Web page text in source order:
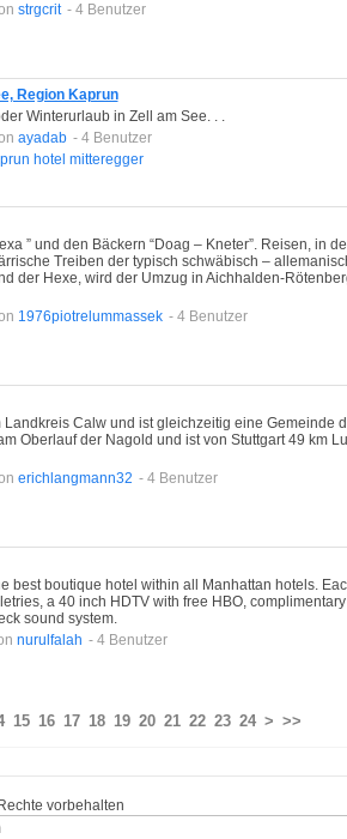
strgcrit - 4 Benutzer
Region Kaprun
Winterurlaub in Zell am See. . .
ayadab - 4 Benutzer
hotel mitteregger
” und den Bäckern “Doag – Kneter”. Reisen, in
Treiben der typisch schwäbisch –
der Hexe, wird der Umzug in Aichhalden-
1976piotrelummassek - 4 Benutzer
Calw und ist gleichzeitig eine Gemeinde
Oberlauf der Nagold und ist von Stuttgart 49 km
erichlangmann32 - 4 Benutzer
best boutique hotel within all Manhattan hotels.
a 40 inch HDTV with free HBO,
sound system.
nurulfalah - 4 Benutzer
15 16 17 18 19 20 21 22 23 24 > >>
vorbehalten